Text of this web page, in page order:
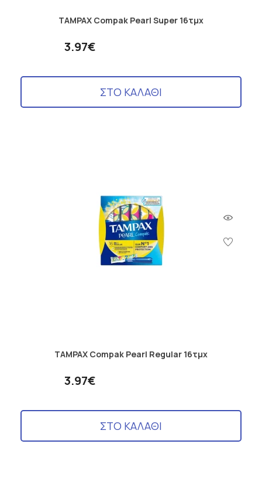
TAMPAX Compak Pearl Super 16τμχ
3.97€
ΣΤΟ ΚΑΛΑΘΙ
TAMPAX Compak Pearl Regular 16τμχ
3.97€
ΣΤΟ ΚΑΛΑΘΙ